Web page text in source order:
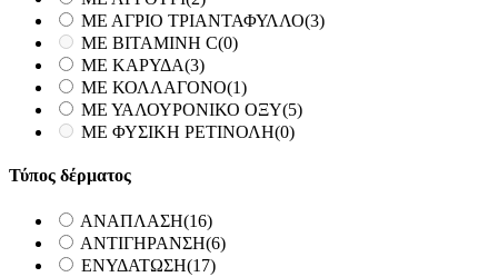
ΜΕ ΑΓΡΙΟ ΤΡΙΑΝΤΑΦΥΛΛΟ(3)
ΜΕ ΒΙΤΑΜΙΝΗ C(0)
ΜΕ ΚΑΡΥΔΑ(3)
ΜΕ ΚΟΛΛΑΓΟΝΟ(1)
ΜΕ ΥΑΛΟΥΡΟΝΙΚΟ ΟΞΥ(5)
ΜΕ ΦΥΣΙΚΗ ΡΕΤΙΝΟΛΗ(0)
Τύπος δέρματος
ΑΝΑΠΛΑΣΗ(16)
ΑΝΤΙΓΗΡΑΝΣΗ(6)
ΕΝΥΔΑΤΩΣΗ(17)